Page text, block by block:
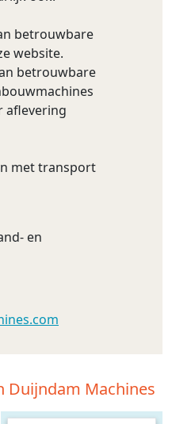
betrouwbare
website.
betrouwbare
aflevering
met transport
en
Duijndam Machines